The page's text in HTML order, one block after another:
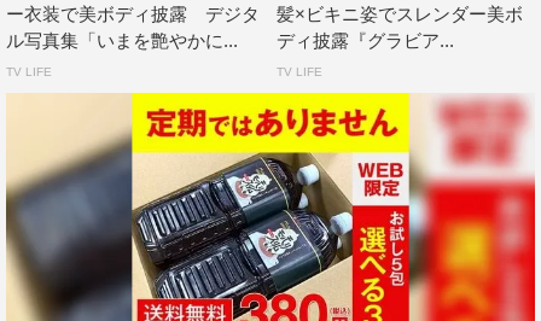
ー衣装で美ボディ披露 デジタ
ル写真集「いまを艶やかに...
TV LIFE
髪×ビキニ姿でスレンダー美ボ
ディ披露『グラビア...
TV LIFE